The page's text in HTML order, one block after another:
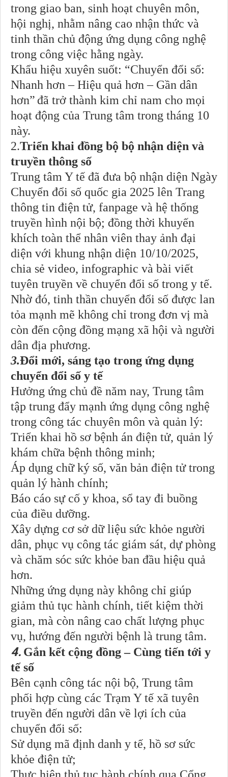
trong giao ban, sinh hoạt chuyên môn,
hội nghị, nhằm nâng cao nhận thức và
tinh thần chủ động ứng dụng công nghệ
trong công việc hằng ngày.
Khẩu hiệu xuyên suốt: “Chuyển đổi số:
Nhanh hơn – Hiệu quả hơn – Gần dân
hơn” đã trở thành kim chỉ nam cho mọi
hoạt động của Trung tâm trong tháng 10
này.
2.Triển khai đồng bộ bộ nhận diện và
truyền thông số
Trung tâm Y tế đã đưa bộ nhận diện Ngày
Chuyển đổi số quốc gia 2025 lên Trang
thông tin điện tử, fanpage và hệ thống
truyền hình nội bộ; đồng thời khuyến
khích toàn thể nhân viên thay ảnh đại
diện với khung nhận diện 10/10/2025,
chia sẻ video, infographic và bài viết
tuyên truyền về chuyển đổi số trong y tế.
Nhờ đó, tinh thần chuyển đổi số được lan
tỏa mạnh mẽ không chỉ trong đơn vị mà
còn đến cộng đồng mạng xã hội và người
dân địa phương.
3.Đổi mới, sáng tạo trong ứng dụng
chuyển đổi số y tế
Hưởng ứng chủ đề năm nay, Trung tâm
tập trung đẩy mạnh ứng dụng công nghệ
trong công tác chuyên môn và quản lý:
Triển khai hồ sơ bệnh án điện tử, quản lý
khám chữa bệnh thông minh;
Áp dụng chữ ký số, văn bản điện tử trong
quản lý hành chính;
Báo cáo sự cố y khoa, sổ tay đi buồng
của điều dưỡng.
Xây dựng cơ sở dữ liệu sức khỏe người
dân, phục vụ công tác giám sát, dự phòng
và chăm sóc sức khỏe ban đầu hiệu quả
hơn.
Những ứng dụng này không chỉ giúp
giảm thủ tục hành chính, tiết kiệm thời
gian, mà còn nâng cao chất lượng phục
vụ, hướng đến người bệnh là trung tâm.
4. Gắn kết cộng đồng – Cùng tiến tới y
tế số
Bên cạnh công tác nội bộ, Trung tâm
phối hợp cùng các Trạm Y tế xã tuyên
truyền đến người dân về lợi ích của
chuyển đổi số:
Sử dụng mã định danh y tế, hồ sơ sức
khỏe điện tử;